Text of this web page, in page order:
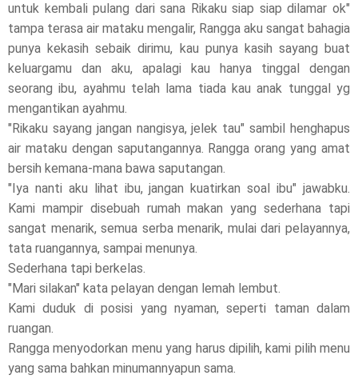
untuk kembali pulang dari sana Rikaku siap siap dilamar ok"
tampa terasa air mataku mengalir, Rangga aku sangat bahagia
punya kekasih sebaik dirimu, kau punya kasih sayang buat
keluargamu dan aku, apalagi kau hanya tinggal dengan
seorang ibu, ayahmu telah lama tiada kau anak tunggal yg
mengantikan ayahmu.
"Rikaku sayang jangan nangisya, jelek tau" sambil henghapus
air mataku dengan saputangannya. Rangga orang yang amat
bersih kemana-mana bawa saputangan.
"Iya nanti aku lihat ibu, jangan kuatirkan soal ibu" jawabku.
Kami mampir disebuah rumah makan yang sederhana tapi
sangat menarik, semua serba menarik, mulai dari pelayannya,
tata ruangannya, sampai menunya.
Sederhana tapi berkelas.
"Mari silakan" kata pelayan dengan lemah lembut.
Kami duduk di posisi yang nyaman, seperti taman dalam
ruangan.
Rangga menyodorkan menu yang harus dipilih, kami pilih menu
yang sama bahkan minumannyapun sama.